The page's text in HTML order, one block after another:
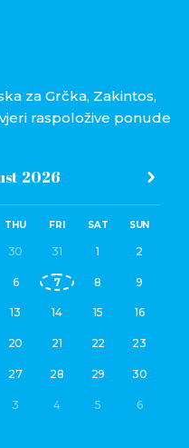
za Grčka, Zakintos,
raspoložive ponude
2026
THU FRI SAT SUN
30 31 1 2
6 7 8 9
13 14 15 16
20 21 22 23
27 28 29 30
3 4 5 6